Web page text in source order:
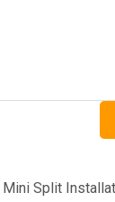
Mini Split